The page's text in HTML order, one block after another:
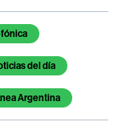
del día
Argentina